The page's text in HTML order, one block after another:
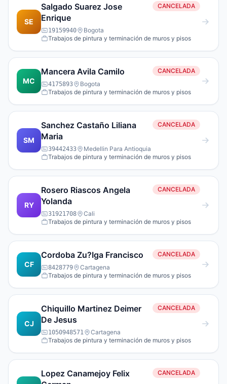
SE
Salgado Suarez Jose
Enrique
CANCELADA
19159940
Bogota
Trabajos de pintura y terminación de muros y pisos
MC
Mancera Avila Camilo CANCELADA
4175893
Bogota
Trabajos de pintura y terminación de muros y pisos
SM
Sanchez Castaño Liliana
Maria
CANCELADA
39442433
Medellin Para Antioquia
Trabajos de pintura y terminación de muros y pisos
RY
Rosero Riascos Angela
Yolanda
CANCELADA
31921708
Cali
Trabajos de pintura y terminación de muros y pisos
CF
Cordoba Zu?Iga Francisco CANCELADA
8428779
Cartagena
Trabajos de pintura y terminación de muros y pisos
CJ
Chiquillo Martinez Deimer
De Jesus
CANCELADA
1050948571
Cartagena
Trabajos de pintura y terminación de muros y pisos
Lopez Canamejoy Felix
CANCELADA